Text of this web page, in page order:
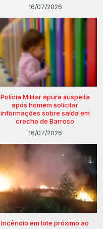
16/07/2026
Polícia Militar apura suspeita
após homem solicitar
informações sobre saída em
creche de Barroso
16/07/2026
Incêndio em lote próximo ao